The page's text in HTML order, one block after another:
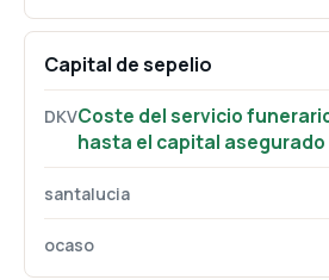
Capital de sepelio
Coste del servicio
hasta el capital asegurado